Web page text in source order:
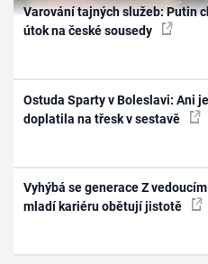
Varování tajných služeb: Putin
útok na české sousedy
Ostuda Sparty v Boleslavi: Ani
doplatila na třesk v sestavě
Vyhýbá se generace Z
mladí kariéru obětují jistotě